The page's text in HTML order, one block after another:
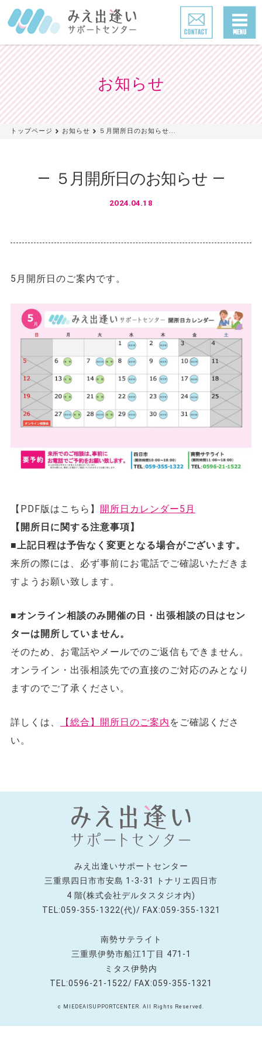
お知らせ
トップページ お知らせ ５月開所日のお知らせ...
５月開所日のお知らせ
2024.04.18
5月開所日のご案内です。
【PDF版はこちら】 開所日カレンダー5月
【開所日に関する注意事項】
■上記日程は予告なく変更となる場合がございます。
来所の際には、必ず事前にお電話でご確認いただきま
すようお願い致します。
■オンライン相談のみ開催の日・出張相談の日はセン
ターは開所していません。
そのため、お電話やメールでのご返信もできません。
オンライン・出張相談先での直接のご対応のみとなり
ますのでご了承ください。
詳しくは、 【総合】開所日のご案内 をご確認くださ
い。
みえ出逢いサポートセンター
三重県四日市市安島 1-3-31 トナリエ四日市
4 階(株式会社デルタスタジオ内)
TEL:059-355-1322(代)/ FAX:059-355-1321
南勢サテライト
三重県伊勢市船江1丁目 471-1
ミタス伊勢内
TEL:0596-21-1522/ FAX:059-355-1321
c MIEDEAISUPPORTCENTER. All Rights Reserved.